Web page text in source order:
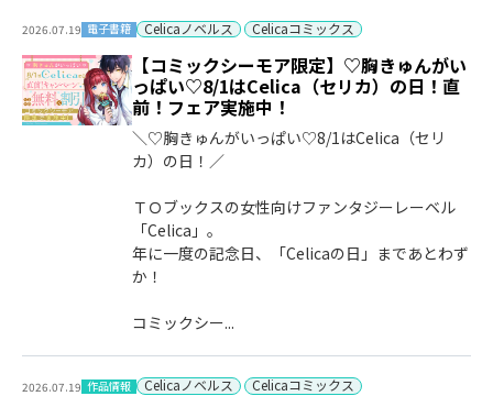
2026.07.19 電子書籍 Celicaノベルス Celicaコミックス
【コミックシーモア限定】♡胸きゅんがい
っぱい♡8/1はCelica（セリカ）の日！直
前！フェア実施中！
＼♡胸きゅんがいっぱい♡8/1はCelica（セリ
カ）の日！／
ＴＯブックスの女性向けファンタジーレーベル
「Celica」。
年に一度の記念日、「Celicaの日」まであとわず
か！
コミックシー...
2026.07.19 作品情報 Celicaノベルス Celicaコミックス